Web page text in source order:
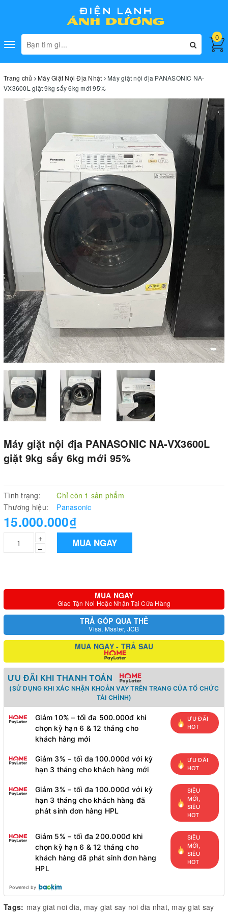
Toggle
navigation
0
Trang chủ Máy Giặt Nội Địa Nhật
Máy giặt nội địa PANASONIC NA-
VX3600L giặt 9kg sấy 6kg mới 95%
Máy giặt nội địa PANASONIC NA-VX3600L
giặt 9kg sấy 6kg mới 95%
Tình trạng:
Chỉ còn 1 sản phẩm
Thương hiệu:
Panasonic
15.000.000₫
+
–
MUA NGAY
MUA NGAY
Giao Tận Nơi Hoặc Nhận Tại Cửa Hàng
TRẢ GÓP QUA THẺ
Visa, Master, JCB
MUA NGAY - TRẢ SAU
ƯU ĐÃI KHI THANH TOÁN
(SỬ DỤNG KHI XÁC NHẬN KHOẢN VAY TRÊN TRANG CỦA TỔ CHỨC
TÀI CHÍNH)
Giảm 10% – tối đa 500.000đ khi
chọn kỳ hạn 6 & 12 tháng cho
khách hàng mới
ƯU ĐÃI
HOT
Giảm 3% – tối đa 100.000đ với kỳ
hạn 3 tháng cho khách hàng mới
ƯU ĐÃI
HOT
Giảm 3% – tối đa 100.000đ với kỳ
hạn 3 tháng cho khách hàng đã
phát sinh đơn hàng HPL
SIÊU
MỚI,
SIÊU
HOT
Giảm 5% – tối đa 200.000đ khi
chọn kỳ hạn 6 & 12 tháng cho
khách hàng đã phát sinh đơn hàng
HPL
SIÊU
MỚI,
SIÊU
HOT
Powered by
Tags: may giat noi dia, may giat say noi dia nhat, may giat say